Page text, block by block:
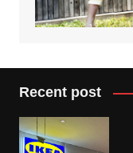
Recent post